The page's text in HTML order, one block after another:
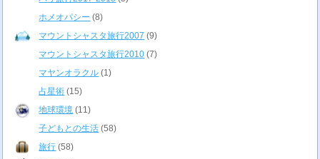
ホメオパシー (8)
マウントシャスタ旅行2007 (9)
マウントシャスタ旅行2010 (7)
マヤンオラクル (1)
占星術 (15)
地球環境 (11)
子どもとの生活 (58)
旅行 (58)